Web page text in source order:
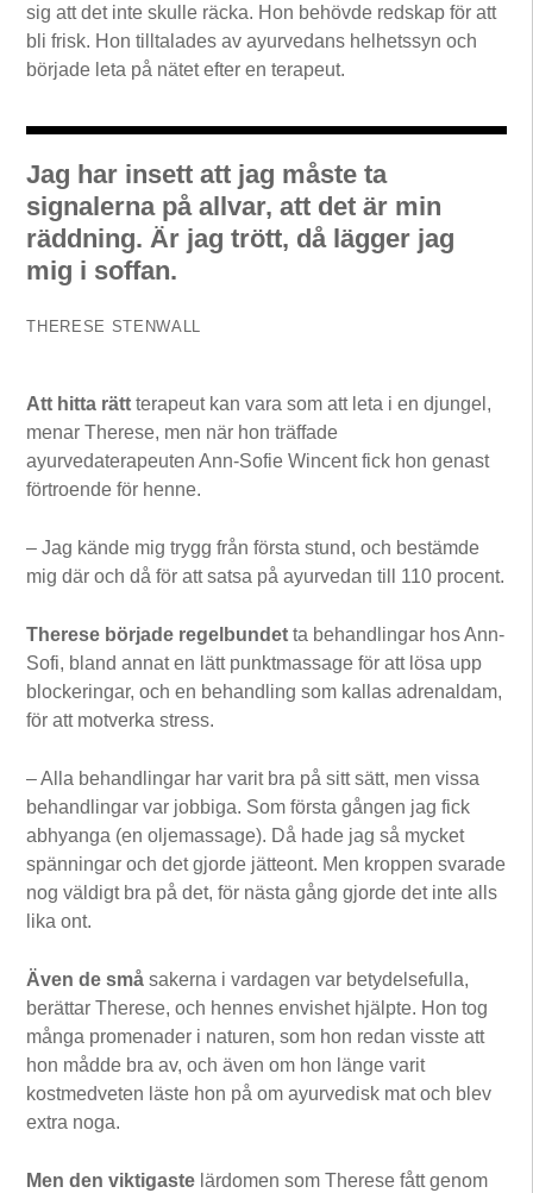
sig att det inte skulle räcka. Hon behövde redskap för att
bli frisk. Hon tilltalades av ayurvedans helhetssyn och
började leta på nätet efter en terapeut.
Jag har insett att jag måste ta
signalerna på allvar, att det är min
räddning. Är jag trött, då lägger jag
mig i soffan.
THERESE STENWALL
Att hitta rätt terapeut kan vara som att leta i en djungel,
menar Therese, men när hon träffade
ayurvedaterapeuten Ann-Sofie Wincent fick hon genast
förtroende för henne.
– Jag kände mig trygg från första stund, och bestämde
mig där och då för att satsa på ayurvedan till 110 procent.
Therese började regelbundet ta behandlingar hos Ann-
Sofi, bland annat en lätt punktmassage för att lösa upp
blockeringar, och en behandling som kallas adrenaldam,
för att motverka stress.
– Alla behandlingar har varit bra på sitt sätt, men vissa
behandlingar var jobbiga. Som första gången jag fick
abhyanga (en oljemassage). Då hade jag så mycket
spänningar och det gjorde jätteont. Men kroppen svarade
nog väldigt bra på det, för nästa gång gjorde det inte alls
lika ont.
Även de små sakerna i vardagen var betydelsefulla,
berättar Therese, och hennes envishet hjälpte. Hon tog
många promenader i naturen, som hon redan visste att
hon mådde bra av, och även om hon länge varit
kostmedveten läste hon på om ayurvedisk mat och blev
extra noga.
Men den viktigaste lärdomen som Therese fått genom